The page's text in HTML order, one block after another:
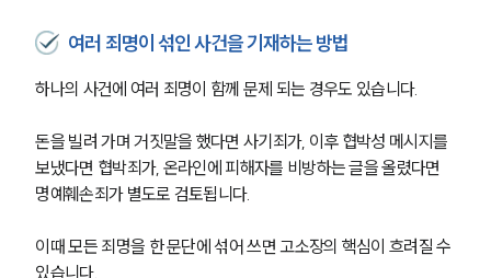
여러 죄명이 섞인 사건을 기재하는 방법
하나의 사건에 여러 죄명이 함께 문제 되는 경우도 있습니다.
돈을 빌려 가며 거짓말을 했다면 사기죄가, 이후 협박성 메시지를
보냈다면 협박죄가, 온라인에 피해자를 비방하는 글을 올렸다면
명예훼손죄가 별도로 검토됩니다.
이때 모든 죄명을 한 문단에 섞어 쓰면 고소장의 핵심이 흐려질 수
있습니다.